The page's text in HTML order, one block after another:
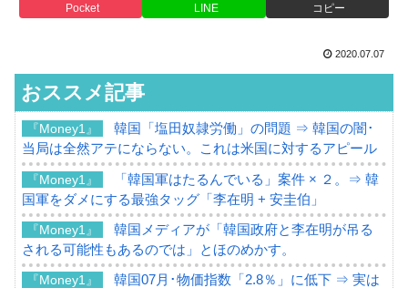
Pocket LINE コピー
2020.07.07
おススメ記事
『Money1』
韓国「塩田奴隷労働」の問題 ⇒ 韓国の闇･
当局は全然アテにならない。これは米国に対するアピール
『Money1』
「韓国軍はたるんでいる」案件 × ２。⇒ 韓
国軍をダメにする最強タッグ「李在明 + 安圭伯」
『Money1』
韓国メディアが「韓国政府と李在明が吊る
される可能性もあるのでは」とほのめかす。
『Money1』
韓国07月･物価指数「2.8％」に低下 ⇒ 実は